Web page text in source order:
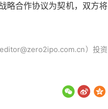
略合作协议为契机，双方将
）投资